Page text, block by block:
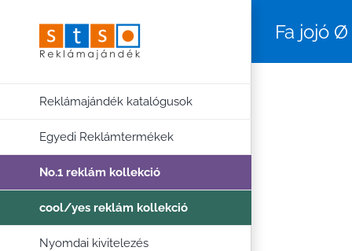
Reklámajándék katalógusok
Egyedi Reklámtermékek
No.1 reklám kollekció
cool/yes reklám kollekció
Nyomdai kivitelezés
Fa jojó